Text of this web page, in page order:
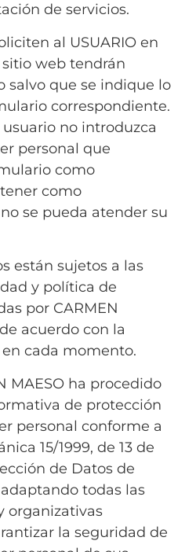
de servicios.
al USUARIO en
web tendrán
salvo que se indique lo
correspondiente.
no introduzca
personal que
como
como
se pueda atender su
están sujetos a las
y política de
por CARMEN
acuerdo con la
cada momento.
MAESO ha procedido
de protección
personal conforme a
15/1999, de 13 de
de Datos de
todas las
organizativas
la seguridad de